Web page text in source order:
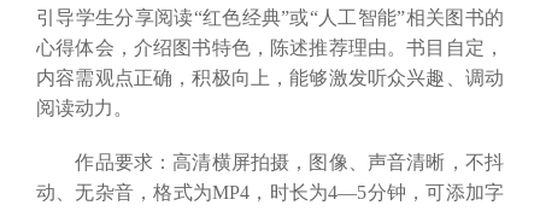
引导学生分享阅读“红色经典”或“人工智能”相关图书的
心得体会，介绍图书特色，陈述推荐理由。书目自定，
内容需观点正确，积极向上，能够激发听众兴趣、调动
阅读动力。
作品要求：高清横屏拍摄，图像、声音清晰，不抖
动、无杂音，格式为MP4，时长为4—5分钟，可添加字